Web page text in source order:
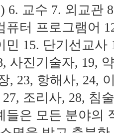
6. 교수 7. 외교관
퓨터 프로그램어
민 15. 단기선교사
사진기술자, 19,
, 23, 항해사, 24,
조리사, 28, 침
들은 모든 분야의